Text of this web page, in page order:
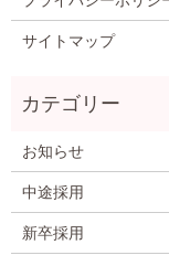
サイトマップ
お知らせ
中途採用
新卒採用